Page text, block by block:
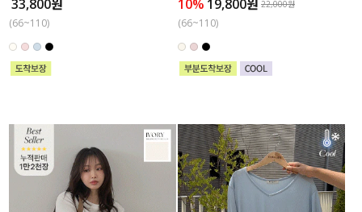
33,800원
(66~110)
10% 19,800원 22,000원
(66~110)